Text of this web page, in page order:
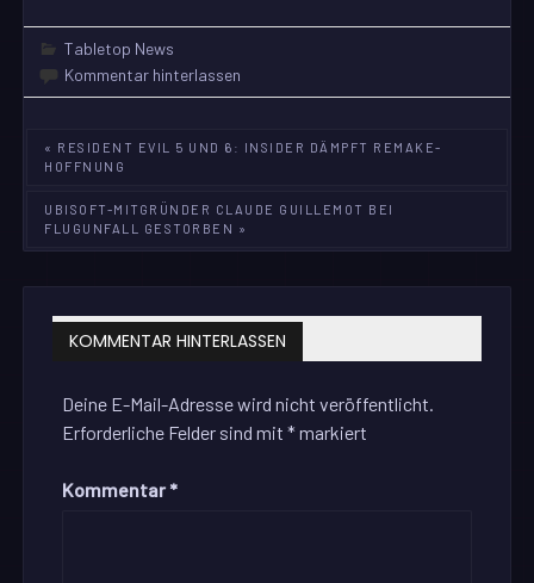
Tabletop News
Kommentar hinterlassen
Beitragsnavigation
« RESIDENT EVIL 5 UND 6: INSIDER DÄMPFT REMAKE-
HOFFNUNG
UBISOFT-MITGRÜNDER CLAUDE GUILLEMOT BEI
FLUGUNFALL GESTORBEN »
KOMMENTAR HINTERLASSEN
Deine E-Mail-Adresse wird nicht veröffentlicht.
Erforderliche Felder sind mit*markiert
Kommentar *